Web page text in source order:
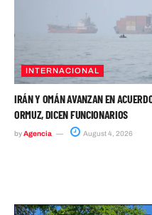
INTERNACIONAL
IRÁN Y OMÁN AVANZAN EN
ORMUZ, DICEN FUNCIONARIOS
byAgencia August 4, 2026